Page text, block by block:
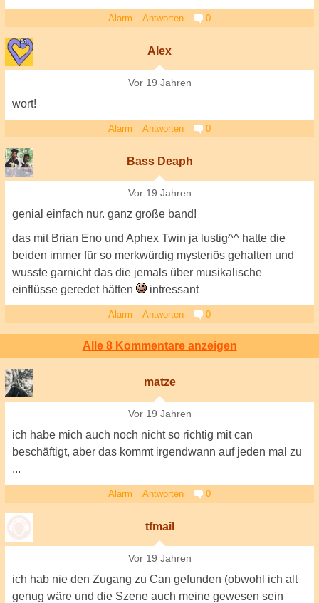
Alarm Antworten 0
Alex
Vor 19 Jahren
wort!
Alarm Antworten 0
Bass Deaph
Vor 19 Jahren
genial einfach nur. ganz große band!
das mit Brian Eno und Aphex Twin ja lustig^^ hatte die
beiden immer für so merkwürdig mysteriös gehalten und
wusste garnicht das die jemals über musikalische
einflüsse geredet hätten
intressant
Alarm Antworten 0
Alle 8 Kommentare anzeigen
matze
Vor 19 Jahren
ich habe mich auch noch nicht so richtig mit can
beschäftigt, aber das kommt irgendwann auf jeden mal zu
...
Alarm Antworten 0
tfmail
Vor 19 Jahren
ich hab nie den Zugang zu Can gefunden (obwohl ich alt
genug wäre und die Szene auch meine gewesen sein